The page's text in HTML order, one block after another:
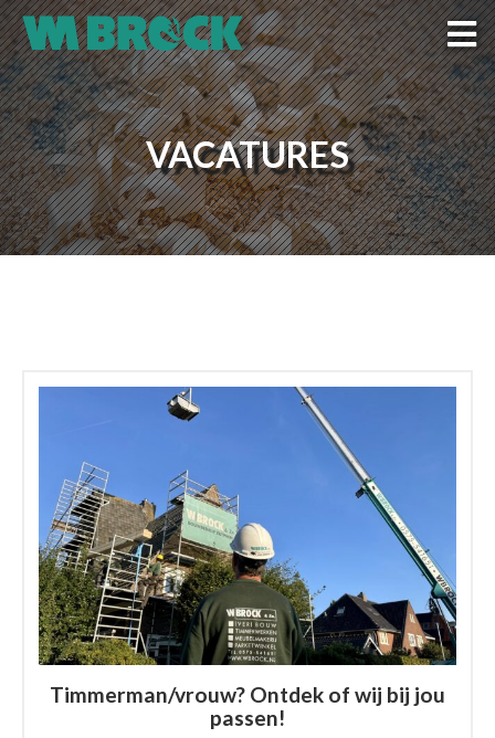
VACATURES
Timmerman/vrouw? Ontdek of wij bij jou
passen!